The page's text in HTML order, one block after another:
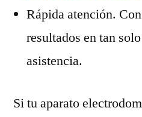
Rápida atención.
resultados en tan
asistencia.
Si tu aparato